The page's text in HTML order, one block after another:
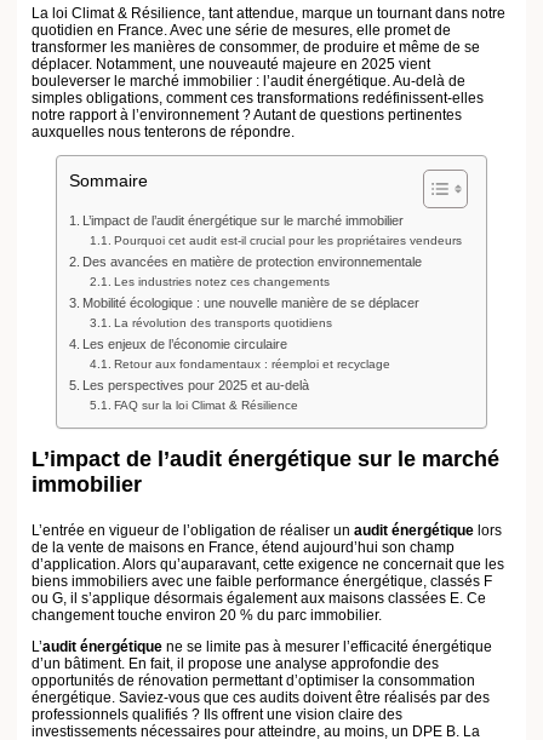
vous que ces audits doivent être réalisés par des professionnels qualifiés ?
Ils offrent une vision claire des investissements nécessaires pour atteindre,
au moins, un DPE B. La durée de validité étant de cinq ans, il est conseillé
d’anticiper cette étude lors de la mise en vente d’une maison.
Obliger à réaliser un audit énergétique lors de la vente d’une maison peut
sembler contraignant. Cependant, cet engagement présente un double
avantage :
Pour les vendeurs, il garantit que le bien répond aux normes
environnementales modernes.
Pour les acheteurs, il assure une connaissance précise des rénovations à
envisager.
Ces changements génèrent une dynamique incitant à latransition
énergétique, réduisant les émissions mondiales de gaz à effet de serre et
favorisant une économie plus
performances énergétiques compétitives.
Lire aussi : Comment adopter un mode de vie
écoresponsable sans tout bouleverser ?
Des avancées en matière de protection environnementale